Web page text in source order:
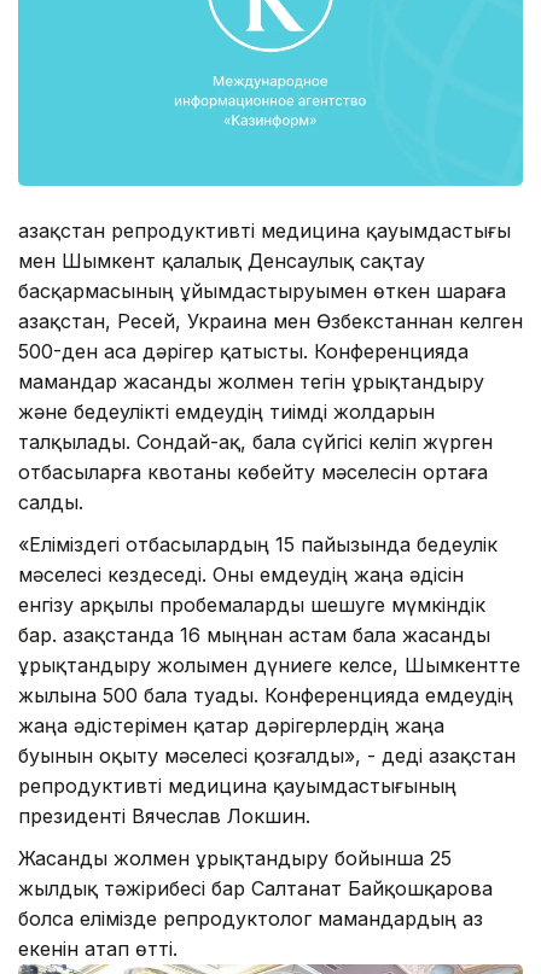
Қазақстан репродуктивті медицина қауымдастығы
мен Шымкент қалалық Денсаулық сақтау
басқармасының ұйымдастыруымен өткен шараға
Қазақстан, Ресей, Украина мен Өзбекстаннан келген
500-ден аса дәрігер қатысты. Конференцияда
мамандар жасанды жолмен тегін ұрықтандыру
және бедеулікті емдеудің тиімді жолдарын
талқылады. Сондай-ақ, бала сүйгісі келіп жүрген
отбасыларға квотаны көбейту мәселесін ортаға
салды.
«Еліміздегі отбасылардың 15 пайызында бедеулік
мәселесі кездеседі. Оны емдеудің жаңа әдісін
енгізу арқылы пробемаларды шешуге мүмкіндік
бар. Қазақстанда 16 мыңнан астам бала жасанды
ұрықтандыру жолымен дүниеге келсе, Шымкентте
жылына 500 бала туады. Конференцияда емдеудің
жаңа әдістерімен қатар дәрігерлердің жаңа
буынын оқыту мәселесі қозғалды», - деді Қазақстан
репродуктивті медицина қауымдастығының
президенті Вячеслав Локшин.
Жасанды жолмен ұрықтандыру бойынша 25
жылдық тәжірибесі бар Салтанат Байқошқарова
болса елімізде репродуктолог мамандардың аз
екенін атап өтті.